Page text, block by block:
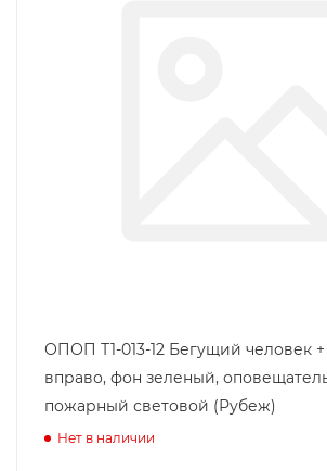
ОПОП Т1-013-12 Бегущий человек +
вправо, фон зеленый,
пожарный световой (Рубеж)
Нет в наличии